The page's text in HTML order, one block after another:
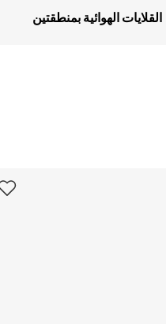
القلايات الهوائية بمنطقتين